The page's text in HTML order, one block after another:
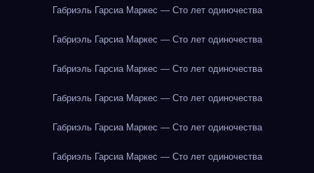
Габриэль Гарсиа Маркес — Сто лет одиночества
Габриэль Гарсиа Маркес — Сто лет одиночества
Габриэль Гарсиа Маркес — Сто лет одиночества
Габриэль Гарсиа Маркес — Сто лет одиночества
Габриэль Гарсиа Маркес — Сто лет одиночества
Габриэль Гарсиа Маркес — Сто лет одиночества